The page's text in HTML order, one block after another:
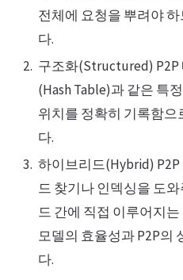
전체에 요청을 뿌려야
다.
구조화(Structured)
(Hash Table)과 같은 특
위치를 정확히 기록함
다.
하이브리드(Hybrid)
드 찾기나 인덱싱을 도
드 간에 직접 이루어지
모델의 효율성과 P2P의
다.